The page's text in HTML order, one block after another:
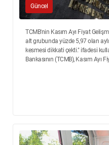
Güncel
TCMB'nin Kasım Ayı Fiyat
alt grubunda yüzde 5,97 olan
kesmesi dikkati çekti." ifadesi kullanıldı. Türkiye
Bankasının (TCMB), Kasım Ayı